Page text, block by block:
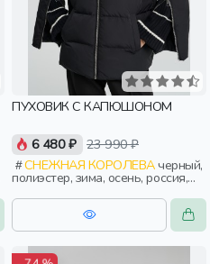
ПУХОВИК С КАПЮШОНОМ
6 480 ₽ 23 990 ₽
СНЕЖНАЯ КОРОЛЕВАчерный,
полиэстер, зима, осень, россия,
капюшон, застежка, утепленные,
стеганые, прорези, карман,
женщины, взрослые